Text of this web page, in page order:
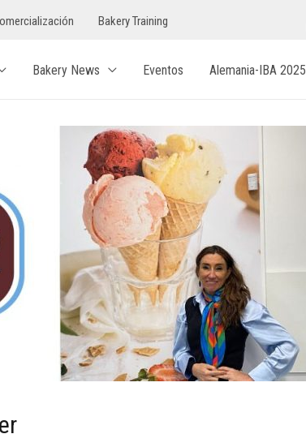
Bakery Training
Bakery News Eventos Alemania-IBA 2025